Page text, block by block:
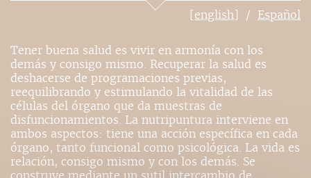
[english] Español
Tener buena salud es vivir en armonía con los
demás y consigo mismo. Recuperar la salud es
deshacerse de programaciones previas,
reequilibrando y estimulando la vitalidad de las
células del órgano que da muestras de
disfuncionamientos. La nutripuntura interviene en
ambos aspectos: tiene una acción específica en cada
órgano, tanto funcional como psicológica. La vida es
relación, consigo mismo y con los demás. Se